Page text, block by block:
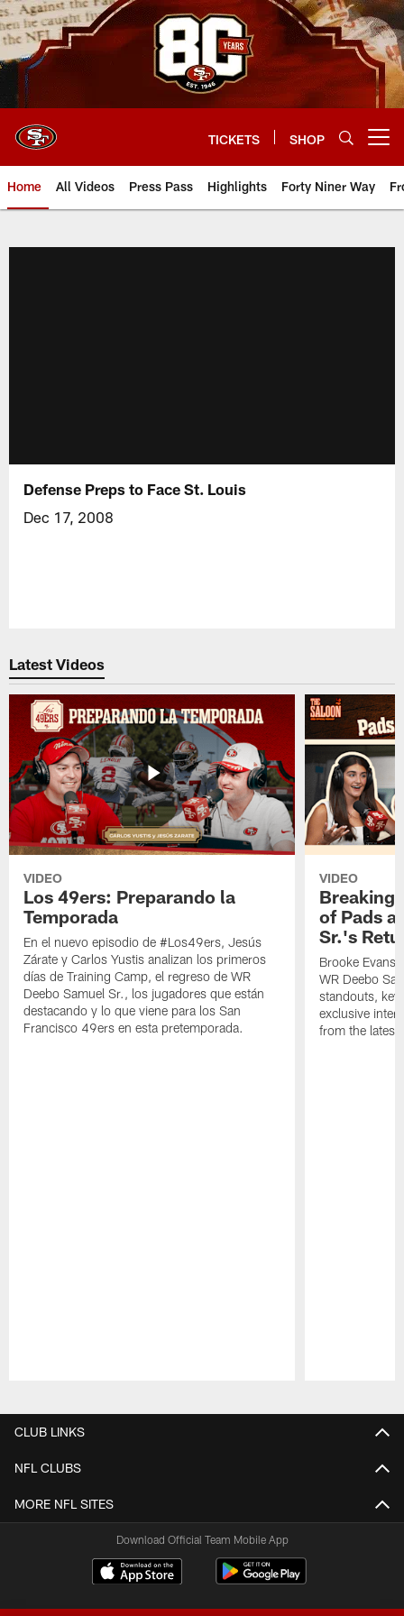
Skip
to
main
content
TICKETS SHOP
Home All Videos Press Pass Highlights Forty Niner Way
Defense Preps to Face St. Louis
Dec 17, 2008
Latest Videos
VIDEO
Los 49ers: Preparando la
Temporada
En el nuevo episodio de #Los49ers, Jesús
Zárate y Carlos Yustis analizan los primeros
días de Training Camp, el regreso de WR
Deebo Samuel Sr., los jugadores que están
destacando y lo que viene para los San
Francisco 49ers en esta pretemporada.
VIDEO
Breaking
of Pads
Sr.'s
Brooke Evans
WR Deebo
standouts,
exclusive
from the latest
CLUB LINKS
NFL CLUBS
MORE NFL SITES
Download Official Team Mobile App